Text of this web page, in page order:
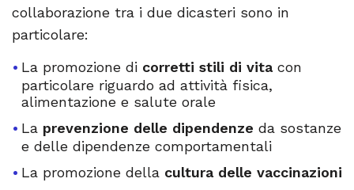
collaborazione tra i due dicasteri sono in
particolare:
La promozione di corretti stili di vitacon
particolare riguardo ad attività fisica,
alimentazione e salute orale
La prevenzione delle dipendenze da sostanze
e delle dipendenze comportamentali
La promozione della cultura delle vaccinazioni